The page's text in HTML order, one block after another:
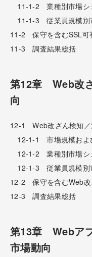
11-1-2 業種別市場シ
11-1-3 従業員規模別
11-2 保守を含むSSL可
11-3 調査結果総括
第12章 Web改
向
12-1 Web改ざん検知／
12-1-1 市場規模およ
12-1-2 業種別市場シ
12-1-3 従業員規模別
12-2 保守を含むWeb改
12-3 調査結果総括
第13章 Webア
市場動向